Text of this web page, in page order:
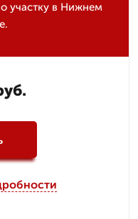
участку в Нижнем